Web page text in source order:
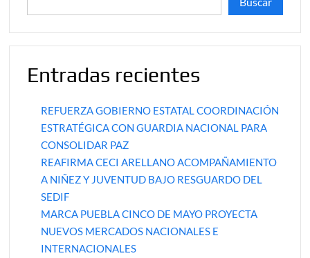
Entradas recientes
REFUERZA GOBIERNO ESTATAL COORDINACIÓN
ESTRATÉGICA CON GUARDIA NACIONAL PARA
CONSOLIDAR PAZ
REAFIRMA CECI ARELLANO ACOMPAÑAMIENTO
A NIÑEZ Y JUVENTUD BAJO RESGUARDO DEL
SEDIF
MARCA PUEBLA CINCO DE MAYO PROYECTA
NUEVOS MERCADOS NACIONALES E
INTERNACIONALES